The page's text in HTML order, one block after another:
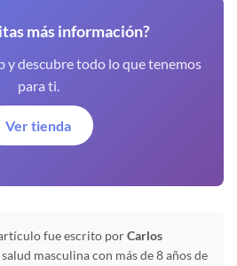
más información?
y descubre todo lo que tenemos
para ti.
Ver tienda
fue escrito porCarlos
masculina con más de 8 años de